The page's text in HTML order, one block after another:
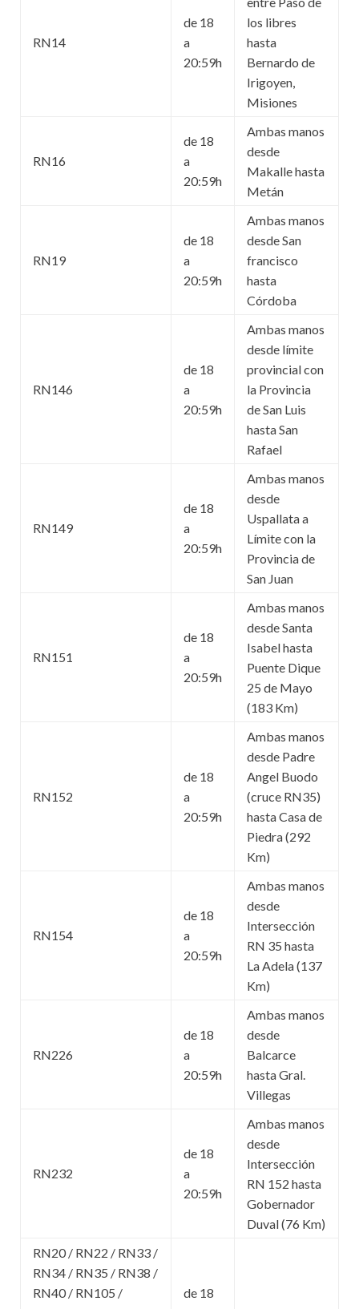
RN14
de 18
a
20:59h
los libres
hasta
Bernardo de
Irigoyen,
Misiones
RN16
de 18
a
20:59h
Ambas manos
desde
Makalle hasta
Metán
RN19
de 18
a
20:59h
Ambas manos
desde San
francisco
hasta
Córdoba
RN146
de 18
a
20:59h
Ambas manos
desde límite
provincial con
la Provincia
de San Luis
hasta San
Rafael
RN149
de 18
a
20:59h
Ambas manos
desde
Uspallata a
Límite con la
Provincia de
San Juan
RN151
de 18
a
20:59h
Ambas manos
desde Santa
Isabel hasta
Puente Dique
25 de Mayo
(183 Km)
RN152
de 18
a
20:59h
Ambas manos
desde Padre
Angel Buodo
(cruce RN35)
hasta Casa de
Piedra (292
Km)
RN154
de 18
a
20:59h
Ambas manos
desde
Intersección
RN 35 hasta
La Adela (137
Km)
RN226
de 18
a
20:59h
Ambas manos
desde
Balcarce
hasta Gral.
Villegas
RN232
de 18
a
20:59h
Ambas manos
desde
Intersección
RN 152 hasta
Gobernador
Duval (76 Km)
RN20 / RN22 / RN33 /
RN34 / RN35 / RN38 /
RN40 / RN105 /
de 18